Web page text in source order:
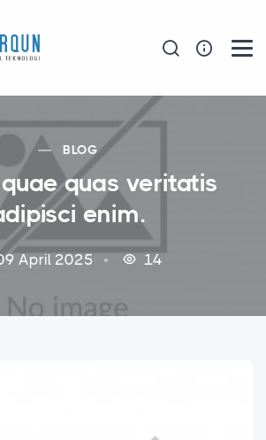
BLOG
quas veritatis
enim.
April 2025 14